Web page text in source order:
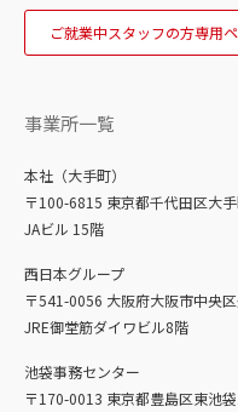
ご就業中スタッフの方専用
事業所一覧
本社（大手町）
〒100-6815 東京都千代田区大
JAビル 15階
西日本グループ
〒541-0056 大阪府大阪市中央
JRE御堂筋ダイワビル8階
池袋事務センター
〒170-0013 東京都豊島区東池